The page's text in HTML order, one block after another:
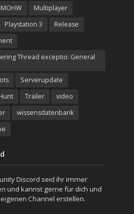
MOHW
Multiplayer
Playstation 3
Release
Thread exceptio: General
Serverupdate
Trailer
video
wissensdatenbank
Discord seid ihr immer
und kannst gerne für dich und
Channel erstellen.